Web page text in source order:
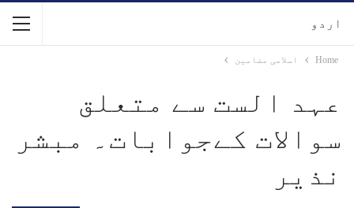
اردو
Home اسلامی مضامین
عہد الست سے متعلق
سوالات کےجوابات۔ مبشر
نذیر